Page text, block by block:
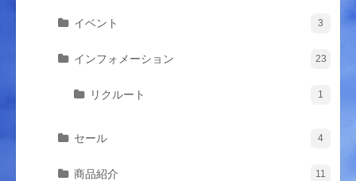
イベント 3
インフォメーション 23
リクルート 1
セール 4
商品紹介 11